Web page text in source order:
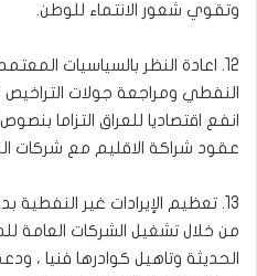
وتقوي شعور الانتماء للوطن.
12. اعادة النظر بالسياسيات
النفطي ومراجعة جولات
انفع اقتصاديا للعراق التزاما
عقود شراكة الاقليم مع شركات
13. تعظيم الإيرادات غير
من خلال تشغيل الشركات العامة
الحديثة وتاهيل كوادرها فنيا ،